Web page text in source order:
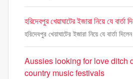
হরিদেবপুর খেয়াঘাটের ইজারা নিয়ে যে
হরিদেবপুর খেয়াঘাটের ইজারা নিয়ে যে বার্তা
Aussies looking for love ditch
country music festivals